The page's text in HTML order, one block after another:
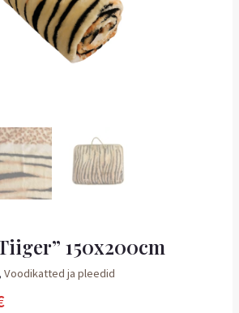
150x200cm
,Voodikatted ja pleedid